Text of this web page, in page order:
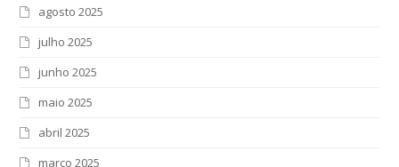
agosto 2025
julho 2025
junho 2025
maio 2025
abril 2025
março 2025